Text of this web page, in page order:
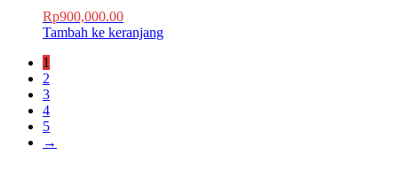
Rp900,000.00
Tambah ke keranjang
1
2
3
4
5
→